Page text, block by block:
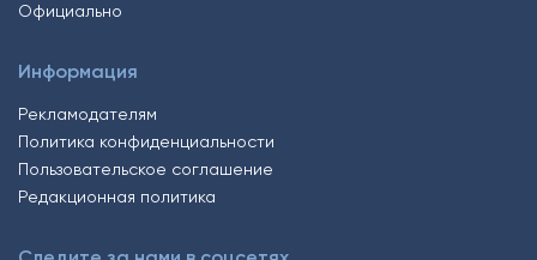
Официально
Информация
Рекламодателям
Политика конфиденциальности
Пользовательское соглашение
Редакционная политика